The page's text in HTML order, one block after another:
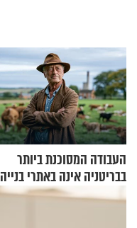
העבודה המסוכנת ביותר
בבריטניה אינה באתרי בנייה
אלא דווקא בשדות